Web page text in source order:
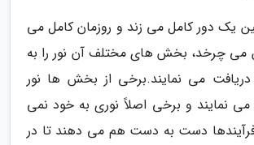
زمین یک دور کامل می زند و روزمان کامل می
می چرخد، بخش های مختلف آن نور را به
می نمایند.برخی از بخش ها نور
نمایند و برخی اصلاً نوری به خود نمی
فرآیندها دست به دست هم می دهند تا در